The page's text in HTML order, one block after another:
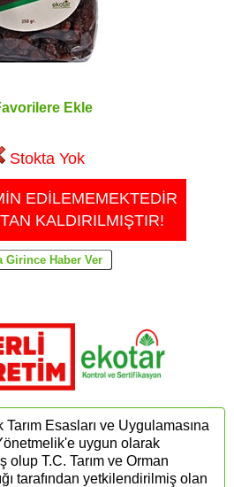
Ekle
Stokta Yok
EDİLEMEMEKTEDİR
KALDIRILMIŞTIR!
Tarım Esasları ve Uygulamasına
uygun olarak
olup T.C. Tarım ve Orman
tarafından yetkilendirilmiş olan